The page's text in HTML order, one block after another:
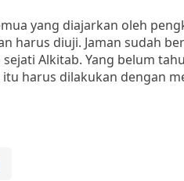
yang diajarkan oleh
harus diuji. Jaman sudah
Alkitab. Yang belum
harus dilakukan dengan